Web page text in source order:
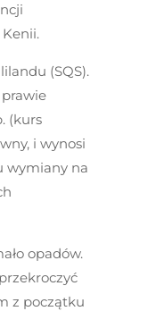
(SQS).
(kurs
i wynosi
wymiany na
opadów.
z początku